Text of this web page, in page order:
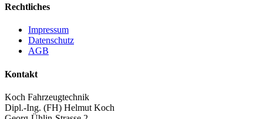
Rechtliches
Impressum
Datenschutz
AGB
Kontakt
Koch Fahrzeugtechnik
Dipl.-Ing. (FH) Helmut Koch